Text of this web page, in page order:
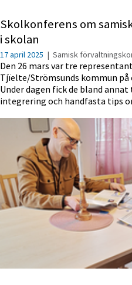
Skolkonferens om
i skolan
17 april 2025 | Samisk
Den 26 mars var tre
Tjïelte/Strömsunds kommun på
Under dagen fick de bland
integrering och handfasta tips